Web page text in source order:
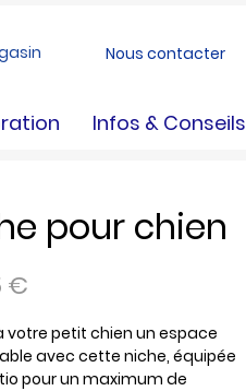
Nous contacter
Infos & Conseils
pour chien
€
votre petit chien un espace
avec cette niche, équipée
pour un maximum de